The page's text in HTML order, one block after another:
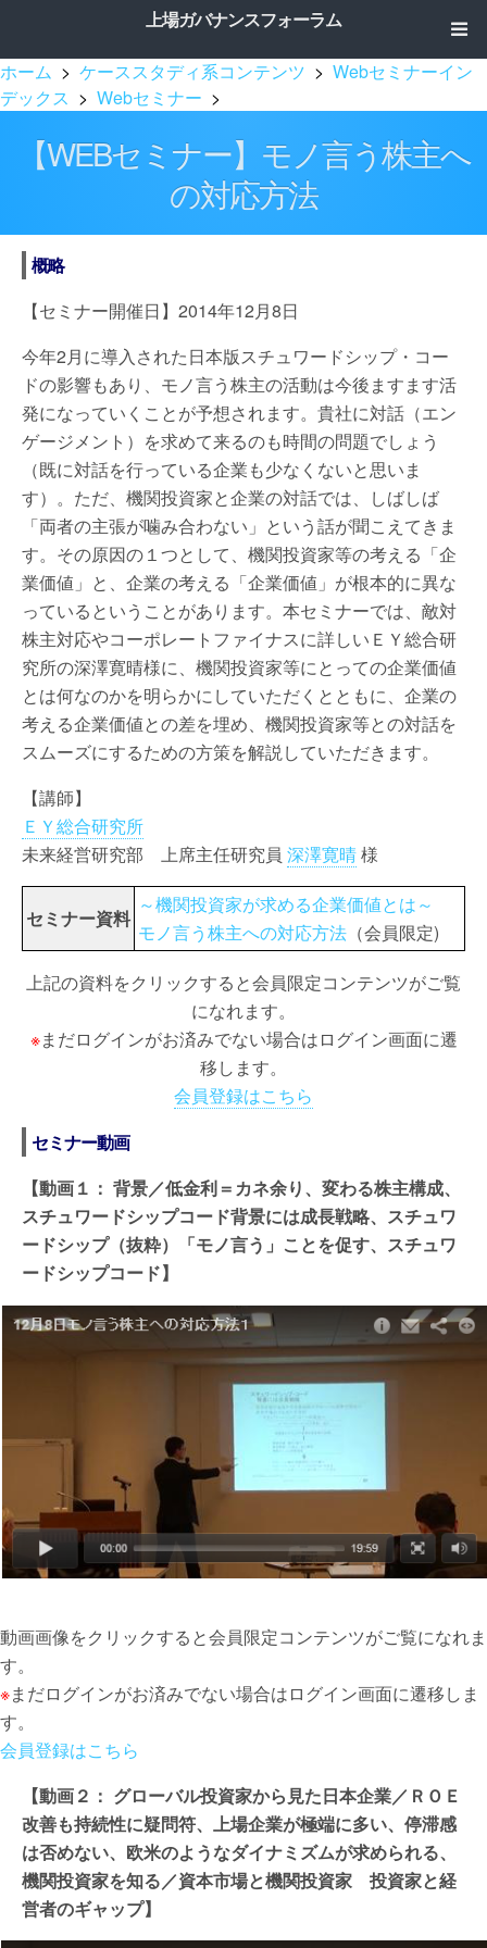
上場ガバナンスフォーラム
ホーム > ケーススタディ系コンテンツ > Webセミナーイン
デックス > Webセミナー >
【WEBセミナー】モノ言う株主へ
の対応方法
概略
【セミナー開催日】2014年12月8日
今年2月に導入された日本版スチュワードシップ・コー
ドの影響もあり、モノ言う株主の活動は今後ますます活
発になっていくことが予想されます。貴社に対話（エン
ゲージメント）を求めて来るのも時間の問題でしょう
（既に対話を行っている企業も少なくないと思いま
す）。ただ、機関投資家と企業の対話では、しばしば
「両者の主張が噛み合わない」という話が聞こえてきま
す。その原因の１つとして、機関投資家等の考える「企
業価値」と、企業の考える「企業価値」が根本的に異な
っているということがあります。本セミナーでは、敵対
株主対応やコーポレートファイナスに詳しいＥＹ総合研
究所の深澤寛晴様に、機関投資家等にとっての企業価値
とは何なのかを明らかにしていただくとともに、企業の
考える企業価値との差を埋め、機関投資家等との対話を
スムーズにするための方策を解説していただきます。
【講師】
ＥＹ総合研究所
未来経営研究部 上席主任研究員 深澤寛晴様
セミナー資料
～機関投資家が求める企業価値とは～
モノ言う株主への対応方法 （会員限定)
上記の資料をクリックすると会員限定コンテンツがご覧
になれます。
※まだログインがお済みでない場合はログイン画面に遷
移します。
会員登録はこちら
セミナー動画
【動画１： 背景／低金利＝カネ余り、変わる株主構成、
スチュワードシップコード背景には成長戦略、スチュワ
ードシップ（抜粋）「モノ言う」ことを促す、スチュワ
ードシップコード】
動画画像をクリックすると会員限定コンテンツがご覧になれま
す。
※まだログインがお済みでない場合はログイン画面に遷移しま
す。
会員登録はこちら
【動画２： グローバル投資家から見た日本企業／ＲＯＥ
改善も持続性に疑問符、上場企業が極端に多い、停滞感
は否めない、欧米のようなダイナミズムが求められる、
機関投資家を知る／資本市場と機関投資家 投資家と経
営者のギャップ】